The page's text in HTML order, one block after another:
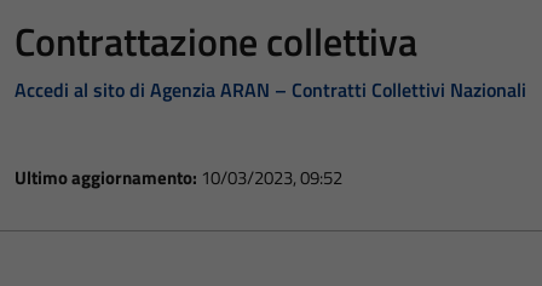
Contrattazione collettiva
Accedi al sito di Agenzia ARAN – Contratti Collettivi Nazionali
Ultimo aggiornamento: 10/03/2023, 09:52